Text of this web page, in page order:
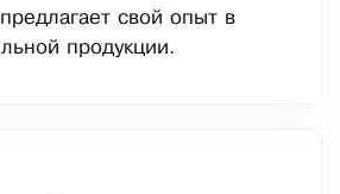
свой опыт в
продукции.